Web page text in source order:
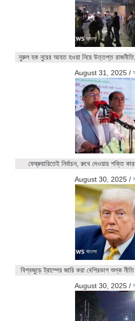
নুরুল হক নুরের আহত হওয়া নিয়ে উত্তপ্ত রাজনীতি,
August 31, 2025 /
ফেব্রুয়ারিতেই নির্বাচন, রুখে দেওয়ার শক্তি
August 30, 2025 /
বিশ্বজুড়ে ট্রাম্পের জারি করা বেশিরভাগ শুল্ক
August 30, 2025 /